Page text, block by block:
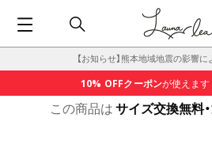
【お知らせ】熊本地域地震の影響
10% OFFクーポンが使えます
この商品はサイズ交換無料